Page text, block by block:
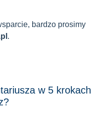
bardzo prosimy
.
w 5 krokach